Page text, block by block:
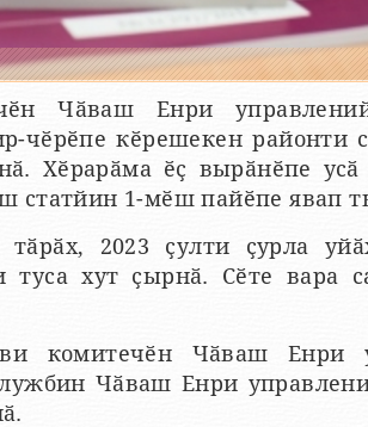
Чӑваш Енри
чӗрӗпе кӗрешекен районти
Хӗрарӑма ӗҫ вырӑнӗпе
статйин 1-мӗш пайӗпе явап
тӑрӑх, 2023 ҫулти ҫурла
туса хут ҫырнӑ. Сӗте вара
комитечӗн Чӑваш Енри
Чӑваш Енри